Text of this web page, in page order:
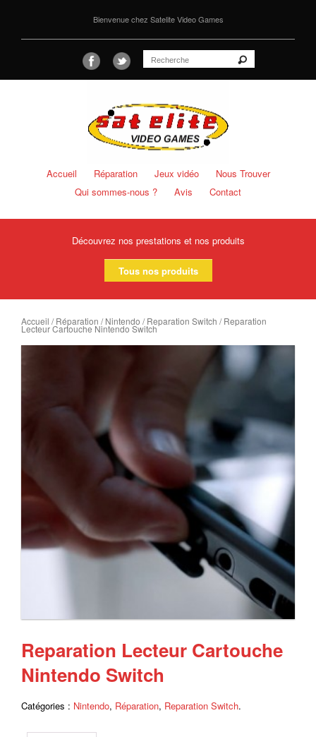
Bienvenue chez Satelite Video Games
Accueil Réparation Jeux vidéo
Nous Trouver
Qui sommes-nous ?
Avis Contact
Découvrez nos prestations et nos produits
Tous nos produits
Accueil /Réparation /Nintendo /Reparation Switch / Reparation
Lecteur Cartouche Nintendo Switch
Reparation Lecteur Cartouche
Nintendo Switch
Catégories : Nintendo, Réparation, Reparation Switch.